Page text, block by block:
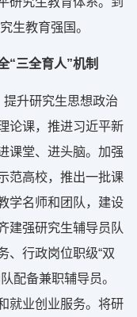
生教育强国。
“三全育人”机制
升研究生思想政治
论课，推进习近平新
课堂、进头脑。加强
范高校，推出一批课
学名师和团队，建设
建强研究生辅导员队
、行政岗位职级“双
配备兼职辅导员。
就业创业服务。将研